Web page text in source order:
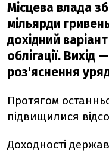
Місцева влада
мільярди
дохідний
облігації. Вихід
роз'яснення
Протягом
підвищилися
Доходності